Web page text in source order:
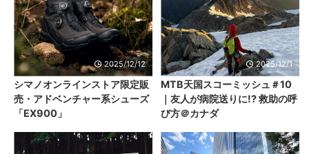
2025/12/12
シマノオンラインストア限定販
売・アドベンチャー系シューズ
「EX900」
2025/12/1
MTB天国スコーミッシュ＃10
｜友人が病院送りに!? 救助の呼
び方＠カナダ